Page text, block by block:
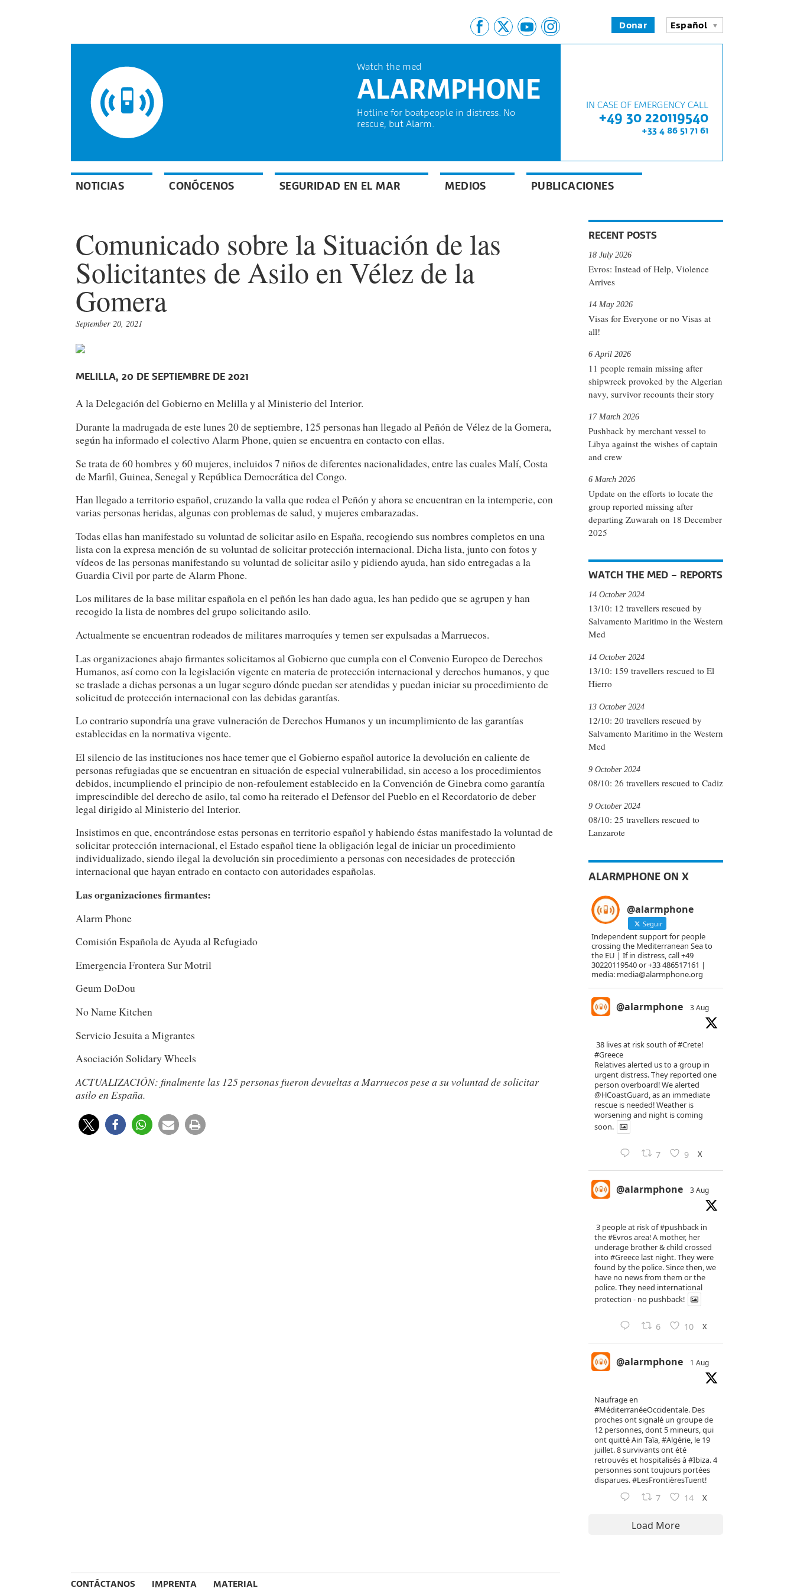
Donar Español
IN CASE OF EMERGENCY CALL
+49 30 220119540
+33 4 86 51 71 61
Watch the med
ALARMPHONE
Hotline for boatpeople in distress. No
rescue, but Alarm.
NOTICIAS CONÓCENOS SEGURIDAD EN EL MAR MEDIOS PUBLICACIONES
Comunicado sobre la Situación de las
Solicitantes de Asilo en Vélez de la
Gomera
September 20, 2021
MELILLA, 20 DE SEPTIEMBRE DE 2021
A la Delegación del Gobierno en Melilla y al Ministerio del Interior.
Durante la madrugada de este lunes 20 de septiembre, 125 personas han llegado al Peñón de Vélez de la Gomera,
según ha informado el colectivo Alarm Phone, quien se encuentra en contacto con ellas.
Se trata de 60 hombres y 60 mujeres, incluidos 7 niños de diferentes nacionalidades, entre las cuales Malí, Costa
de Marfil, Guinea, Senegal y República Democrática del Congo.
Han llegado a territorio español, cruzando la valla que rodea el Peñón y ahora se encuentran en la intemperie, con
varias personas heridas, algunas con problemas de salud, y mujeres embarazadas.
Todas ellas han manifestado su voluntad de solicitar asilo en España, recogiendo sus nombres completos en una
lista con la expresa mención de su voluntad de solicitar protección internacional. Dicha lista, junto con fotos y
vídeos de las personas manifestando su voluntad de solicitar asilo y pidiendo ayuda, han sido entregadas a la
Guardia Civil por parte de Alarm Phone.
Los militares de la base militar española en el peñón les han dado agua, les han pedido que se agrupen y han
recogido la lista de nombres del grupo solicitando asilo.
Actualmente se encuentran rodeados de militares marroquíes y temen ser expulsadas a Marruecos.
Las organizaciones abajo firmantes solicitamos al Gobierno que cumpla con el Convenio Europeo de Derechos
Humanos, así como con la legislación vigente en materia de protección internacional y derechos humanos, y que
se traslade a dichas personas a un lugar seguro dónde puedan ser atendidas y puedan iniciar su procedimiento de
solicitud de protección internacional con las debidas garantías.
Lo contrario supondría una grave vulneración de Derechos Humanos y un incumplimiento de las garantías
establecidas en la normativa vigente.
El silencio de las instituciones nos hace temer que el Gobierno español autorice la devolución en caliente de
personas refugiadas que se encuentran en situación de especial vulnerabilidad, sin acceso a los procedimientos
debidos, incumpliendo el principio de non-refoulement establecido en la Convención de Ginebra como garantía
imprescindible del derecho de asilo, tal como ha reiterado el Defensor del Pueblo en el Recordatorio de deber
legal dirigido al Ministerio del Interior.
Insistimos en que, encontrándose estas personas en territorio español y habiendo éstas manifestado la voluntad de
solicitar protección internacional, el Estado español tiene la obligación legal de iniciar un procedimiento
individualizado, siendo ilegal la devolución sin procedimiento a personas con necesidades de protección
internacional que hayan entrado en contacto con autoridades españolas.
Las organizaciones firmantes:
Alarm Phone
Comisión Española de Ayuda al Refugiado
Emergencia Frontera Sur Motril
Geum DoDou
No Name Kitchen
Servicio Jesuita a Migrantes
Asociación Solidary Wheels
ACTUALIZACIÓN: finalmente las 125 personas fueron devueltas a Marruecos pese a su voluntad de solicitar
asilo en España.
RECENT POSTS
Evros: Instead of Help, Violence
Arrives
18 July 2026
Visas for Everyone or no Visas at
all!
14 May 2026
11 people remain missing after
shipwreck provoked by the Algerian
navy, survivor recounts their story
6 April 2026
Pushback by merchant vessel to
Libya against the wishes of captain
and crew
17 March 2026
Update on the efforts to locate the
group reported missing after
departing Zuwarah on 18 December
2025
6 March 2026
WATCH THE MED – REPORTS
13/10: 12 travellers rescued by
Salvamento Maritimo in the Western
Med
14 October 2024
13/10: 159 travellers rescued to El
Hierro
14 October 2024
12/10: 20 travellers rescued by
Salvamento Maritimo in the Western
Med
13 October 2024
08/10: 26 travellers rescued to Cadiz
9 October 2024
08/10: 25 travellers rescued to
Lanzarote
9 October 2024
ALARMPHONE ON X
@alarmphone
Seguir
Independent support for people
crossing the Mediterranean Sea to
the EU | If in distress, call +49
30220119540 or +33 486517161 |
media: media@alarmphone.org
@alarmphone 3 Aug
38 lives at risk south of#Crete!
#Greece
Relatives alerted us to a group in
urgent distress. They reported one
person overboard! We alerted
@HCoastGuard, as an immediate
rescue is needed! Weather is
worsening and night is coming
soon.
7 9 X
@alarmphone 3 Aug
3 people at risk of#pushback in
the#Evrosarea! A mother, her
underage brother & child crossed
into #Greece last night. They were
found by the police. Since then, we
have no news from them or the
police. They need international
protection - no pushback!
6 10 X
@alarmphone 1 Aug
Naufrage en
#MéditerranéeOccidentale. Des
proches ont signalé un groupe de
12 personnes, dont 5 mineurs, qui
ont quitté Ain Taïa,#Algérie, le 19
juillet. 8 survivants ont été
retrouvés et hospitalisés à#Ibiza. 4
personnes sont toujours portées
disparues.#LesFrontièresTuent!
7 14 X
Load More
CONTÁCTANOS IMPRENTA MATERIAL